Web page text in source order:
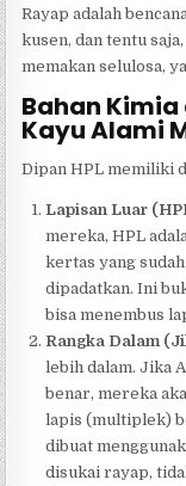
Rayap adalah
kusen, dan tentu
memakan selulosa,
Bahan
Kayu Alami
Dipan HPL memiliki
Lapisan Luar
mereka, HPL
kertas yang
dipadatkan. Ini
bisa menembus
Rangka Dalam
lebih dalam. Jika
benar, mereka
lapis (multiplek)
dibuat
disukai rayap,